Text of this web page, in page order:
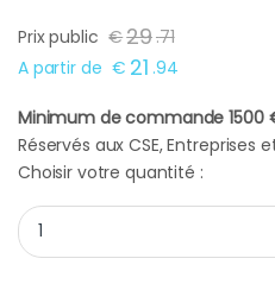
Prix public €29.71
A partir de € 21 .94
Minimum de commande 1500
Réservés aux CSE, Entreprises
Choisir votre quantité :
Coffret cadeau affaires